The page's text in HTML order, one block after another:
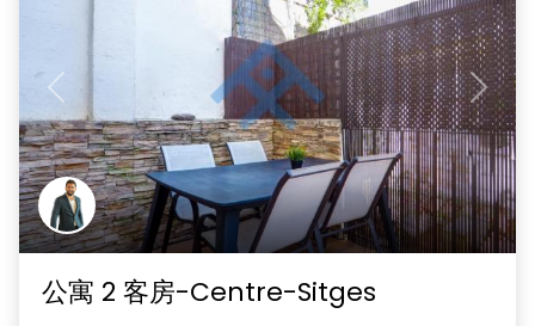
Previous Next
公寓 2 客房-Centre-Sitges